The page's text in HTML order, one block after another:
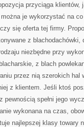
przyciąga klientów,
je wykorzystać na
się oferta tej firmy.
z blachodachówki,
niezbędne przy
z blach
przez nią szerokich hal
z klientem. Jeśli ktoś
spełni jego
wykonana na czas,
najlepszej klasy towary